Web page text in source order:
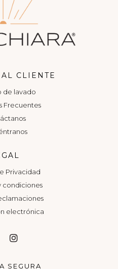
CLIENTE
de lavado
Frecuentes
Privacidad
condiciones
electrónica
SEGURA